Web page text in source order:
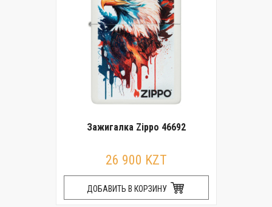
Зажигалка Zippo 46692
26 900 KZT
ДОБАВИТЬ В КОРЗИНУ